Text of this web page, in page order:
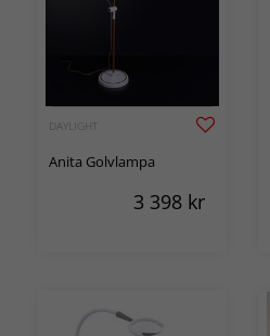
DAYLIGHT
Anita Golvlampa
3 398 kr